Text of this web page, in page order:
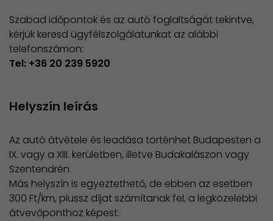
Szabad időpontok és az autó foglaltságát tekintve,
kérjük keresd ügyfélszolgálatunkat az alábbi
telefonszámon:
Tel: +36 20 239 5920
Helyszín leírás
Az autó átvétele és leadása történhet Budapesten a
IX. vagy a XIII. kerületben, illetve Budakalászon vagy
Szentendrén.
Más helyszín is egyeztethető, de ebben az esetben
300 Ft/km, plussz díjat számítanak fel, a legközelebbi
átvevőponthoz képest.